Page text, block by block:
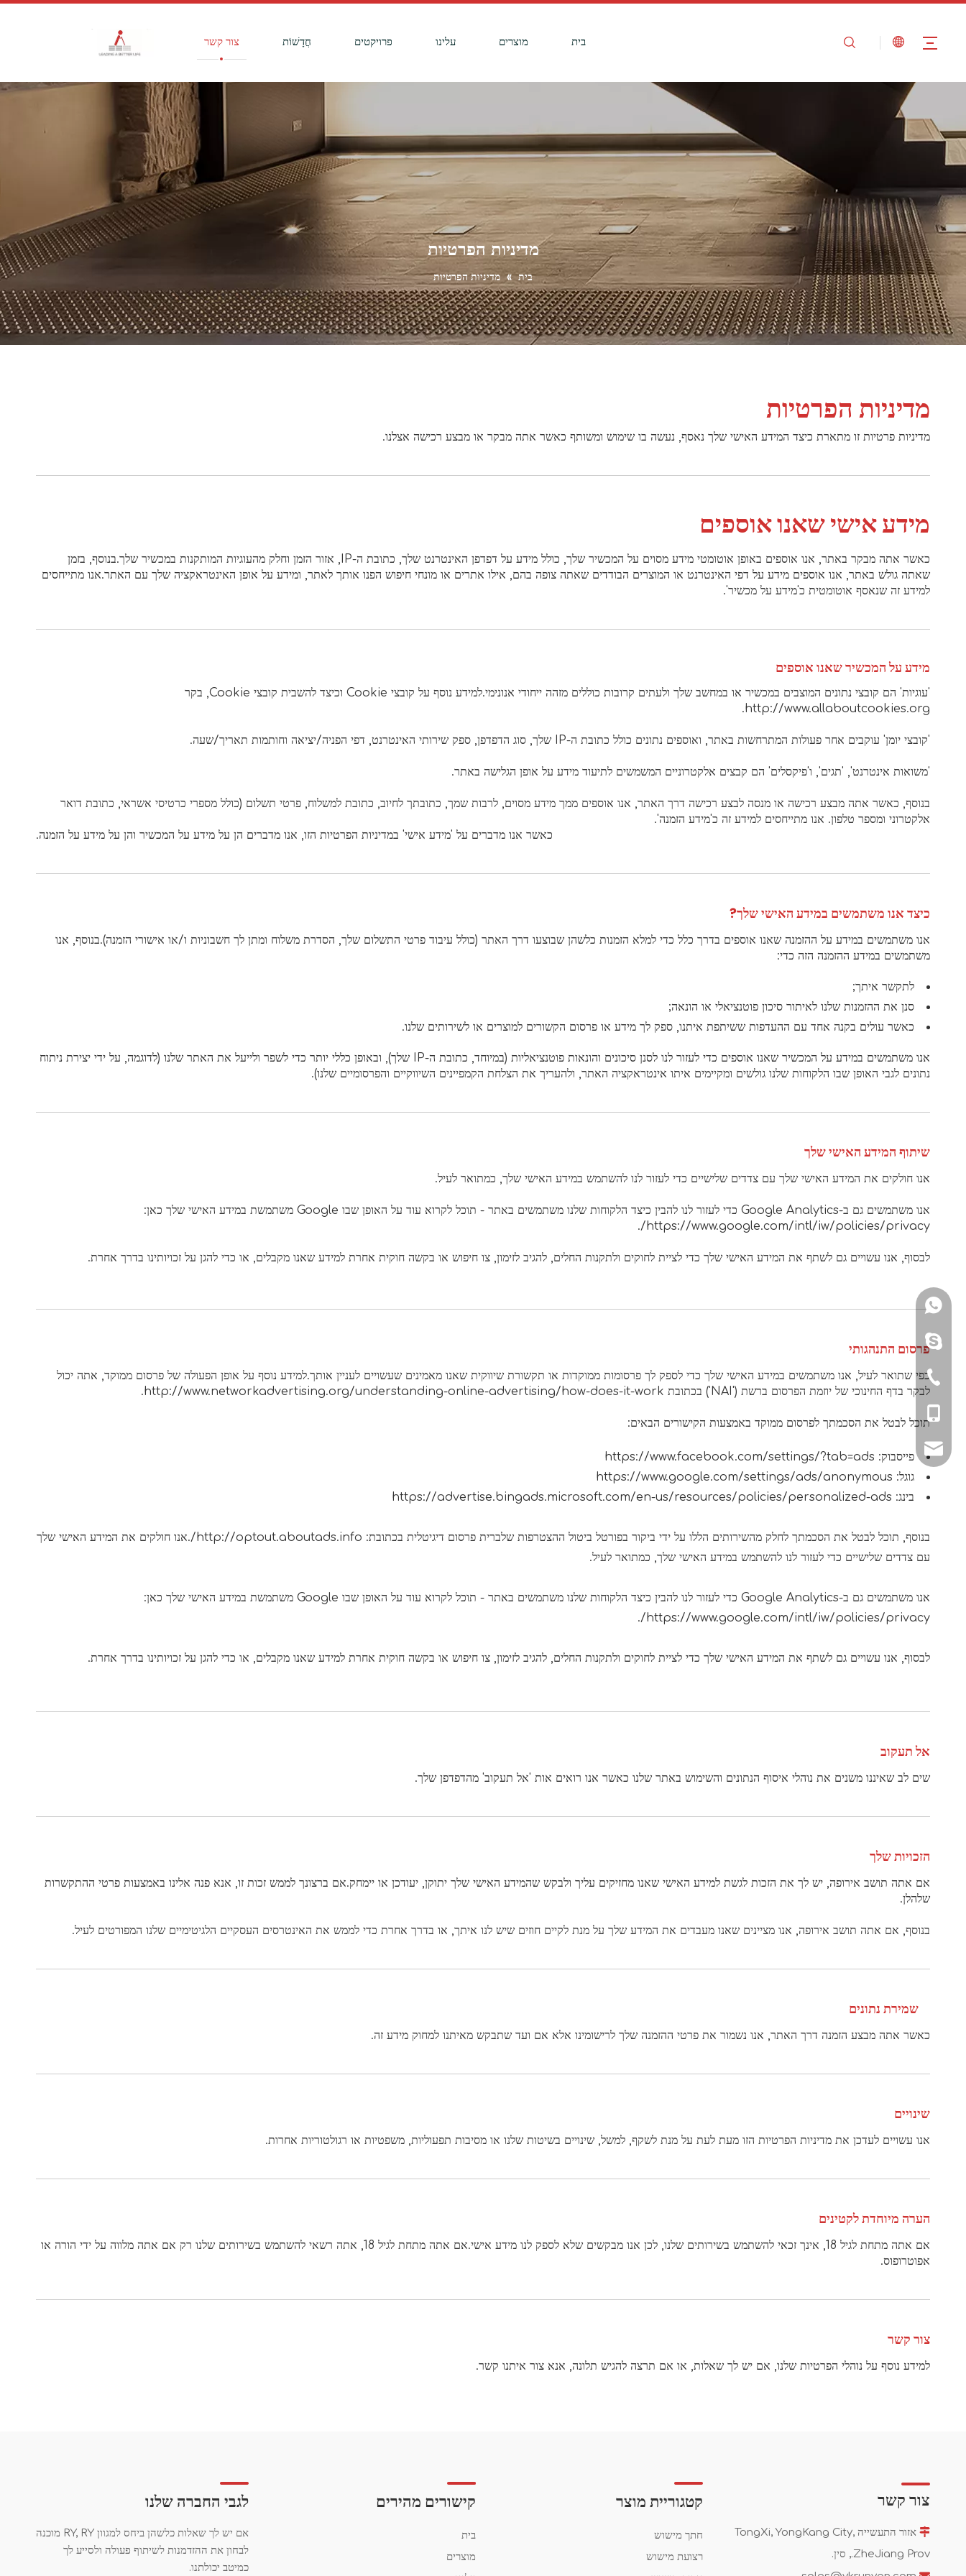
צור קשר חֲדָשׁוֹת פרויקטים עלינו מוצרים בית
מדיניות הפרטיות
בית » מדיניות הפרטיות
מדיניות הפרטיות
מדיניות פרטיות זו מתארת ​​כיצד המידע האישי שלך נאסף, נעשה בו שימוש ומשותף כאשר אתה מבקר או מבצע רכישה אצלנו.
מידע אישי שאנו אוספים
כאשר אתה מבקר באתר, אנו אוספים באופן אוטומטי מידע מסוים על המכשיר שלך, כולל מידע על דפדפן האינטרנט שלך, כתובת ה-IP, אזור הזמן וחלק מהעוגיות המותקנות במכשיר שלך.בנוסף, בזמן
שאתה גולש באתר, אנו אוספים מידע על דפי האינטרנט או המוצרים הבודדים שאתה צופה בהם, אילו אתרים או מונחי חיפוש הפנו אותך לאתר, ומידע על אופן האינטראקציה שלך עם האתר.אנו מתייחסים
למידע זה שנאסף אוטומטית כ'מידע על מכשיר'.
מידע על המכשיר שאנו אוספים
'עוגיות' הם קובצי נתונים המוצבים במכשיר או במחשב שלך ולעתים קרובות כוללים מזהה ייחודי אנונימי.למידע נוסף על קובצי Cookie וכיצד להשבית קובצי Cookie, בקר
http://www.allaboutcookies.org
.
'קובצי יומן' עוקבים אחר פעולות המתרחשות באתר, ואוספים נתונים כולל כתובת ה-IP שלך, סוג הדפדפן, ספק שירותי האינטרנט, דפי הפניה/יציאה וחותמות תאריך/שעה.
'משואות אינטרנט', 'תגים', ו'פיקסלים' הם קבצים אלקטרוניים המשמשים לתיעוד מידע על אופן הגלישה באתר.
בנוסף, כאשר אתה מבצע רכישה או מנסה לבצע רכישה דרך האתר, אנו אוספים ממך מידע מסוים, לרבות שמך, כתובתך לחיוב, כתובת למשלוח, פרטי תשלום (כולל מספרי כרטיסי אשראי, כתובת דואר
אלקטרוני ומספר טלפון. אנו מתייחסים למידע זה כ'מידע הזמנה'.
כאשר אנו מדברים על 'מידע אישי' במדיניות הפרטיות הזו, אנו מדברים הן על מידע על המכשיר והן על מידע על הזמנה.
כיצד אנו משתמשים במידע האישי שלך?
אנו משתמשים במידע על ההזמנה שאנו אוספים בדרך כלל כדי למלא הזמנות כלשהן שבוצעו דרך האתר (כולל עיבוד פרטי התשלום שלך, הסדרת משלוח ומתן לך חשבוניות ו/או אישורי הזמנה).בנוסף, אנו
משתמשים במידע ההזמנה הזה כדי:
לתקשר איתך;
סנן את ההזמנות שלנו לאיתור סיכון פוטנציאלי או הונאה;
כאשר עולים בקנה אחד עם ההעדפות ששיתפת איתנו, ספק לך מידע או פרסום הקשורים למוצרים או לשירותים שלנו.
אנו משתמשים במידע על המכשיר שאנו אוספים כדי לעזור לנו לסנן סיכונים והונאות פוטנציאליות (במיוחד, כתובת ה-IP שלך), ובאופן כללי יותר כדי לשפר ולייעל את האתר שלנו (לדוגמה, על ידי יצירת ניתוח
נתונים לגבי האופן שבו הלקוחות שלנו גולשים ומקיימים איתו אינטראקציה האתר, ולהעריך את הצלחת הקמפיינים השיווקיים והפרסומיים שלנו).
שיתוף המידע האישי שלך
אנו חולקים את המידע האישי שלך עם צדדים שלישיים כדי לעזור לנו להשתמש במידע האישי שלך, כמתואר לעיל.
אנו משתמשים גם ב-Google Analytics כדי לעזור לנו להבין כיצד הלקוחות שלנו משתמשים באתר - תוכל לקרוא עוד על האופן שבו Google משתמשת במידע האישי שלך כאן:
https://www.google.com/intl/iw/policies/privacy/.
לבסוף, אנו עשויים גם לשתף את המידע האישי שלך כדי לציית לחוקים ולתקנות החלים, להגיב לזימון, צו חיפוש או בקשה חוקית אחרת למידע שאנו מקבלים, או כדי להגן על זכויותינו בדרך אחרת.
פרסום התנהגותי
כפי שתואר לעיל, אנו משתמשים במידע האישי שלך כדי לספק לך פרסומות ממוקדות או תקשורת שיווקית שאנו מאמינים שעשויים לעניין אותך.למידע נוסף על אופן הפעולה של פרסום ממוקד, אתה יכול
לבקר בדף החינוכי של יוזמת הפרסום ברשת ('NAI') בכתובת http://www.networkadvertising.org/understanding-online-advertising/how-does-it-work.
תוכל לבטל את הסכמתך לפרסום ממוקד באמצעות הקישורים הבאים:
פייסבוק: https://www.facebook.com/settings/?tab=ads
גוגל: https://www.google.com/settings/ads/anonymous
בינג: https://advertise.bingads.microsoft.com/en-us/resources/policies/personalized-ads
בנוסף, תוכל לבטל את הסכמתך לחלק מהשירותים הללו על ידי ביקור בפורטל ביטול ההצטרפות שלברית פרסום דיגיטלית בכתובת: http://optout.aboutads.info/.
אנו חולקים את המידע האישי שלך
עם צדדים שלישיים כדי לעזור לנו להשתמש במידע האישי שלך, כמתואר לעיל.
אנו משתמשים גם ב-Google Analytics כדי לעזור לנו להבין כיצד הלקוחות שלנו משתמשים באתר - תוכל לקרוא עוד על האופן שבו Google משתמשת במידע האישי שלך כאן:
https://www.google.com/intl/iw/policies/privacy/
.
לבסוף, אנו עשויים גם לשתף את המידע האישי שלך כדי לציית לחוקים ולתקנות החלים, להגיב לזימון, צו חיפוש או בקשה חוקית אחרת למידע שאנו מקבלים, או כדי להגן על זכויותינו בדרך אחרת.
אל תעקוב
שים לב שאיננו משנים את נוהלי איסוף הנתונים והשימוש באתר שלנו כאשר אנו רואים אות 'אל תעקוב' מהדפדפן שלך.
הזכויות שלך
אם אתה תושב אירופה, יש לך את הזכות לגשת למידע האישי שאנו מחזיקים עליך ולבקש שהמידע האישי שלך יתוקן, יעודכן או יימחק.אם ברצונך לממש זכות זו, אנא פנה אלינו באמצעות פרטי ההתקשרות
שלהלן.
בנוסף, אם אתה תושב אירופה, אנו מציינים שאנו מעבדים את המידע שלך על מנת לקיים חוזים שיש לנו איתך, או בדרך אחרת כדי לממש את האינטרסים העסקיים הלגיטימיים שלנו המפורטים לעיל.
שמירת נתונים
כאשר אתה מבצע הזמנה דרך האתר, אנו נשמור את פרטי ההזמנה שלך לרישומינו אלא אם ועד שתבקש מאיתנו למחוק מידע זה.
שינויים
אנו עשויים לעדכן את מדיניות הפרטיות הזו מעת לעת על מנת לשקף, למשל, שינויים בשיטות שלנו או מסיבות תפעוליות, משפטיות או רגולטוריות אחרות.
הערה מיוחדת לקטינים
אם אתה מתחת לגיל 18, אינך זכאי להשתמש בשירותים שלנו, לכן אנו מבקשים שלא לספק לנו מידע אישי.אם אתה מתחת לגיל 18, אתה רשאי להשתמש בשירותים שלנו רק אם אתה מלווה על ידי הורה או
אפוטרופוס.
צור קשר
למידע נוסף על נוהלי הפרטיות שלנו, אם יש לך שאלות, או אם תרצה להגיש תלונה, אנא צור איתנו קשר.
לגבי החברה שלנו
אם יש לך שאלות כלשהן ביחס למגוון RY, RY מוכנה
לבחון את ההזדמנות לשיתוף פעולה ולסייע לך
כמיטב יכולתנו.
קישורים מהירים
בית
מוצרים
קטגוריית מוצר
חתך מישוש
רצועת מישוש
+8615157965822
+8615157965822
+86-579-
צור קשר

אזור התעשייה TongXi, YongKang City,
ZheJiang Prov., סין.